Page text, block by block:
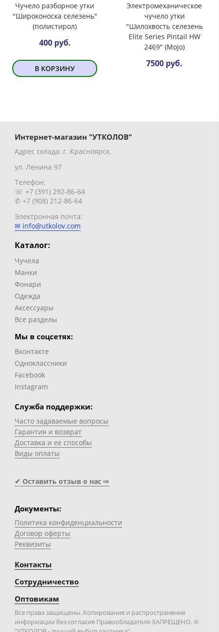
Чучело разборное утки
"Широконоска селезень"
(полистирол)
400 руб.
В КОРЗИНУ
Электромеханическое
чучело утки
"Шилохвость селезень
Elite Series Pintail HW
2469" (Mojo)
7500 руб.
Интернет-магазин "УТКОЛОВ"
Адрес склада: г. Красноярск,
ул. Ленина 97
Телефон:
☏ +7 (391) 292-86-64
✆ +7 (908) 212-86-64
Электронная почта:
✉ info@utkolov.com
Каталог:
Чучела
Манки
Фонари
Одежда
Аксессуары
Все разделы
Мы в соцсетях:
Вконтакте
Одноклассники
Facebook
Instagram
Служба поддержки:
Часто задаваемые вопросы
Гарантия и возврат
Доставка и ее способы
Виды оплаты
✔ Оставить отзыв о нас ⇨
Документы:
Политика конфиденциальности
Договор оферты
Реквизиты
Контакты
Сотрудничество
Оптовикам
Все права защищены. Копирование и распространение
информации без согласия Правообладателя ЗАПРЕЩЕНО. ©